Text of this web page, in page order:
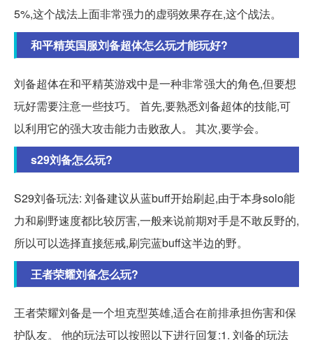
5%,这个战法上面非常强力的虚弱效果存在,这个战法。
和平精英国服刘备超体怎么玩才能玩好?
刘备超体在和平精英游戏中是一种非常强大的角色,但要想
玩好需要注意一些技巧。 首先,要熟悉刘备超体的技能,可
以利用它的强大攻击能力击败敌人。 其次,要学会。
s29刘备怎么玩?
S29刘备玩法: 刘备建议从蓝buff开始刷起,由于本身solo能
力和刷野速度都比较厉害,一般来说前期对手是不敢反野的,
所以可以选择直接惩戒,刷完蓝buff这半边的野。
王者荣耀刘备怎么玩?
王者荣耀刘备是一个坦克型英雄,适合在前排承担伤害和保
护队友。 他的玩法可以按照以下进行回复:1. 刘备的玩法